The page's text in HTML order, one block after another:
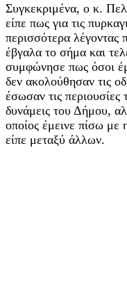
Συγκεκριμένα, ο κ.
είπε πως για τις
περισσότερα
έβγαλα το σήμα και
συμφώνησε πως όσοι
δεν ακολούθησαν τις
έσωσαν τις περιουσίες
δυνάμεις του Δήμου,
οποίος έμεινε πίσω
είπε μεταξύ άλλων.